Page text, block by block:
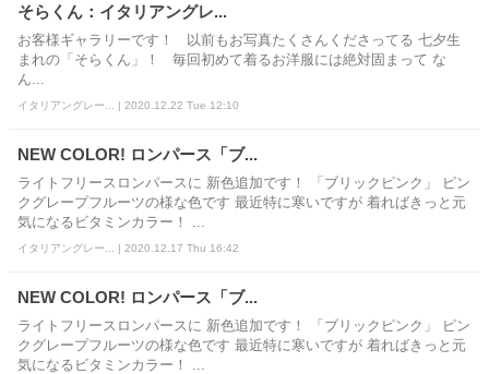
そらくん：イタリアングレ...
お客様ギャラリーです！ 以前もお写真たくさんくださってる 七夕生
まれの「そらくん」！ 毎回初めて着るお洋服には絶対固まって な
ん...
イタリアングレー... | 2020.12.22 Tue 12:10
NEW COLOR! ロンパース「ブ...
ライトフリースロンパースに 新色追加です！ 「ブリックピンク」 ピン
クグレープフルーツの様な色です 最近特に寒いですが 着ればきっと元
気になるビタミンカラー！ ...
イタリアングレー... | 2020.12.17 Thu 16:42
NEW COLOR! ロンパース「ブ...
ライトフリースロンパースに 新色追加です！ 「ブリックピンク」 ピン
クグレープフルーツの様な色です 最近特に寒いですが 着ればきっと元
気になるビタミンカラー！ ...